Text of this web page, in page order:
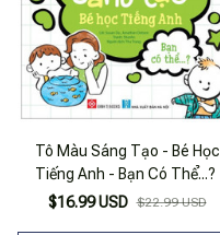
Tô Màu Sáng Tạo - Bé Học
Tiếng Anh - Bạn Có Thể...?
$16.99 USD $22.99 USD